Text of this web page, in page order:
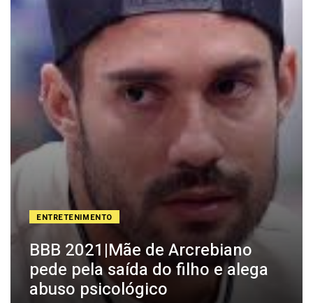
ENTRETENIMENTO
BBB 2021|Mãe de Arcrebiano
pede pela saída do filho e alega
abuso psicológico